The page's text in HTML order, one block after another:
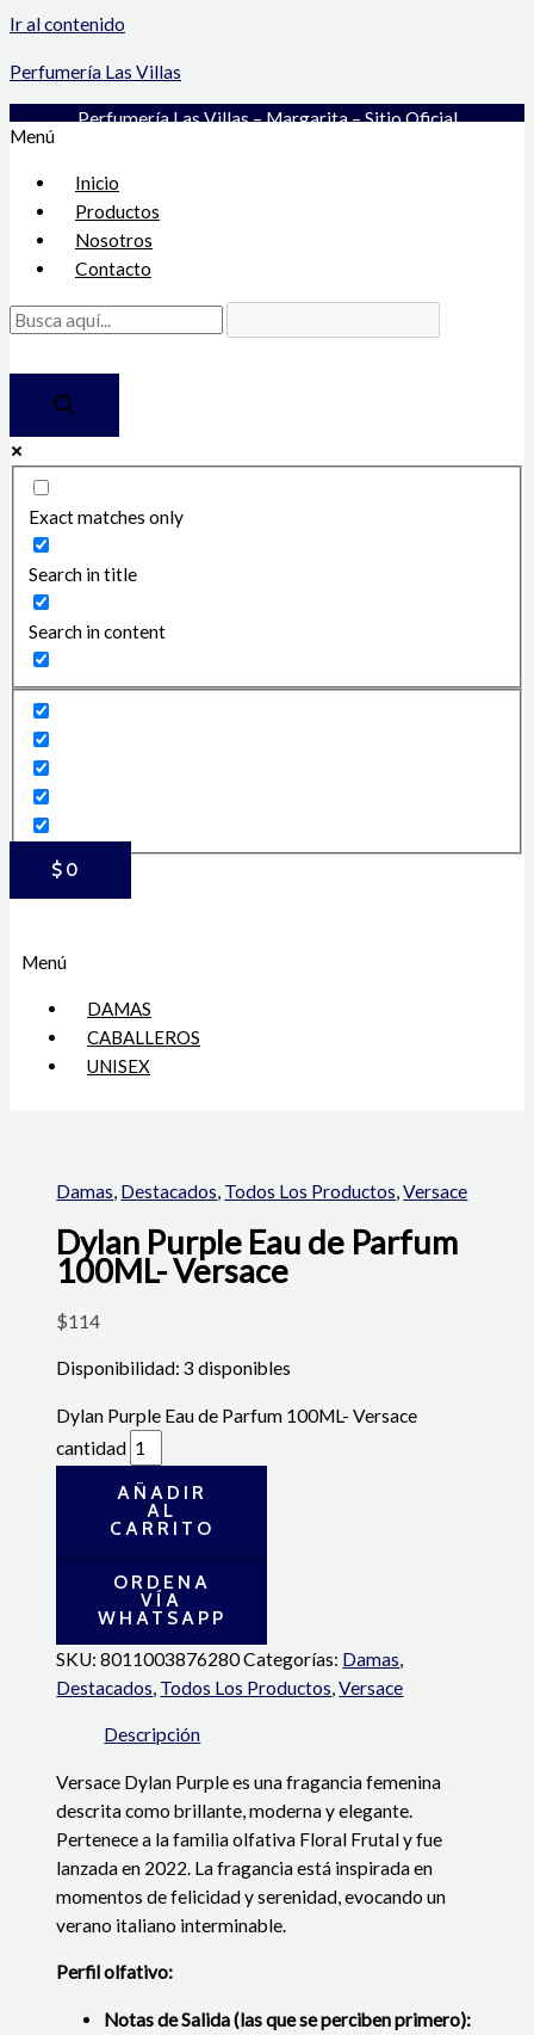
Ir al contenido
Perfumería Las Villas
Perfumería Las Villas – Margarita – Sitio Oficial
Menú
Inicio
Productos
Nosotros
Contacto
Exact matches only
Search in title
Search in content
$ 0
Menú
DAMAS
CABALLEROS
UNISEX
Damas, Destacados, Todos Los Productos,Versace
Dylan Purple Eau de Parfum
100ML- Versace
$114
Disponibilidad: 3 disponibles
Dylan Purple Eau de Parfum 100ML- Versace
cantidad
AÑADIR
AL
CARRITO
ORDENA
VÍA
WHATSAPP
SKU:8011003876280Categorías: Damas,
Destacados, Todos Los Productos,Versace
Descripción
Versace Dylan Purple es una fragancia femenina
descrita como brillante, moderna y elegante.
Pertenece a la familia olfativa Floral Frutal y fue
lanzada en 2022. La fragancia está inspirada en
momentos de felicidad y serenidad, evocando un
verano italiano interminable.
Perfil olfativo:
Notas de Salida (las que se perciben primero):